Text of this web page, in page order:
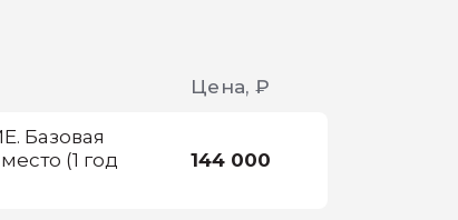
Цена, ₽
Базовая
(1 год
144 000